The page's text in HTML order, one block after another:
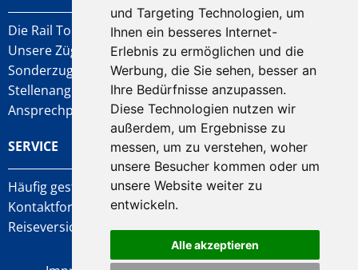
und Targeting Technologien, um
Ihnen ein besseres Internet-
Erlebnis zu ermöglichen und die
Werbung, die Sie sehen, besser an
Ihre Bedürfnisse anzupassen.
Diese Technologien nutzen wir
außerdem, um Ergebnisse zu
messen, um zu verstehen, woher
unsere Besucher kommen oder um
unsere Website weiter zu
entwickeln.
Alle akzeptieren
Die Rail Tours AG
Unsere Züge
Sonderzug-Anfragen
Stellenangebote
Ansprechpartner
SERVICE
Häufig gestellte Fragen
Kontaktformular
Reiseversicherung